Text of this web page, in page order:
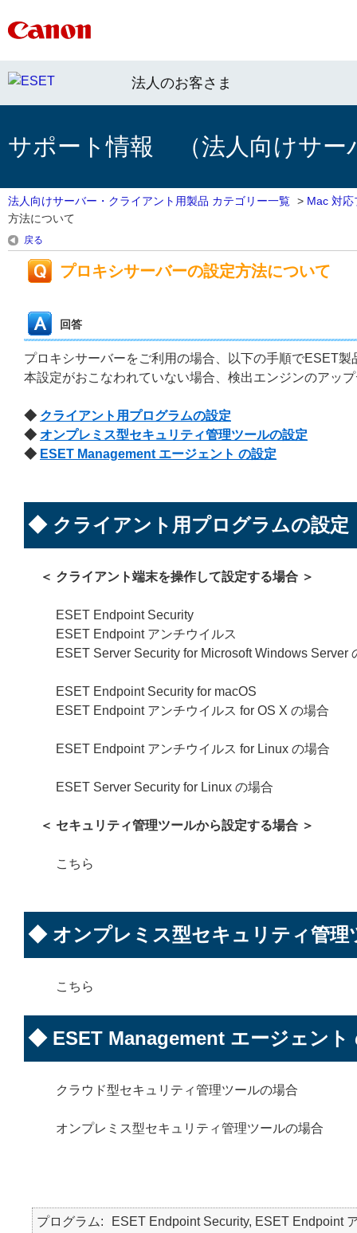
法人のお客さま
サポート情報 （法人向けサー
法人向けサーバー・クライアント用製品 カテゴリー一覧 > Mac 対応
方法について
戻る
プロキシサーバーの設定方法について
回答
プロキシサーバーをご利用の場合、以下の手順でESET
本設定がおこなわれていない場合、検出エンジンのアッ
◆ クライアント用プログラムの設定
◆ オンプレミス型セキュリティ管理ツールの設定
◆ ESET Management エージェント の設定
◆ クライアント用プログラムの設定
＜ クライアント端末を操作して設定する場合 ＞
ESET Endpoint Security
ESET Endpoint アンチウイルス
ESET Server Security for Microsoft Windows Server
ESET Endpoint Security for macOS
ESET Endpoint アンチウイルス for OS X の場合
ESET Endpoint アンチウイルス for Linux の場合
ESET Server Security for Linux の場合
＜ セキュリティ管理ツールから設定する場合 ＞
こちら
◆ オンプレミス型セキュリティ管理
こちら
◆ ESET Management エージェント
クラウド型セキュリティ管理ツールの場合
オンプレミス型セキュリティ管理ツールの場合
プログラム
ESET Endpoint Security, ESET Endpoint